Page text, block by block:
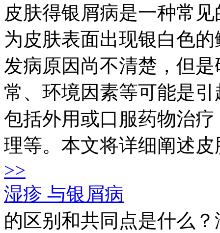
皮肤得银屑病是一种常
为皮肤表面出现银白色
发病原因尚不清楚，但
常、环境因素等可能是
包括外用或口服药物治
理等。本文将详细阐述
>>
湿疹 与银屑病
的区别和共同点是什么